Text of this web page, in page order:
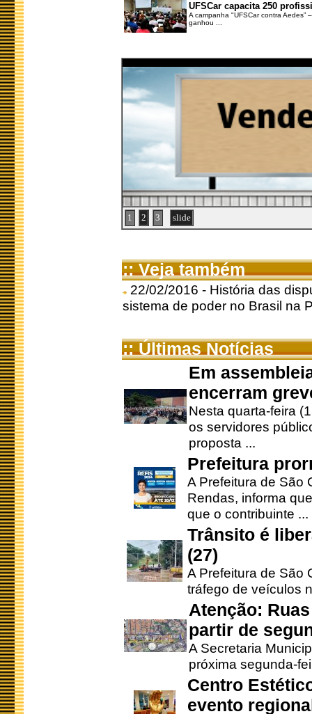
UFSCar capacita 250
A campanha "UFSCar contra
ganhou ...
1 2 3 slide
:: Veja também
22/02/2016 - História das
sistema de poder no Brasil na
:: Últimas Notícias
Em
encerram
Nesta quarta-feira
os servidores
proposta ...
Prefeitura
A Prefeitura de São
Rendas, informa
que o contribuinte ...
Trânsito é
(27)
A Prefeitura de São
tráfego de veículos
Atenção:
partir de
A Secretaria
próxima segunda-
Centro
evento